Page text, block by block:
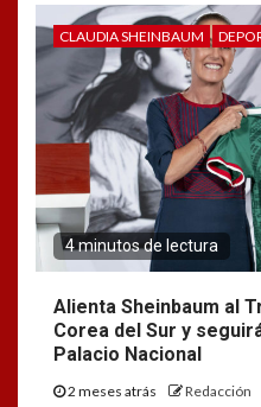
CLAUDIA SHEINBAUM
4 minutos de lectura
Alienta Sheinbaum al
Corea del Sur y
Palacio Nacional
2 meses atrás Redacción